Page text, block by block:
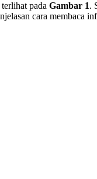
pada Gambar 1.
cara membaca